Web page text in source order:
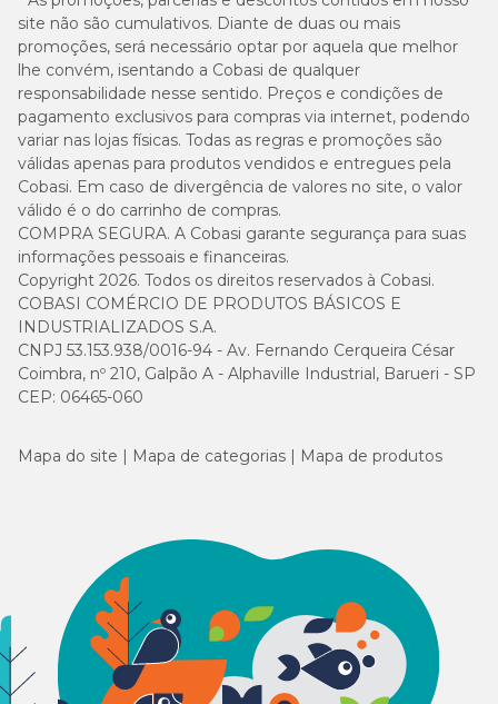
site não são cumulativos. Diante de duas ou mais
promoções, será necessário optar por aquela que melhor
lhe convém, isentando a Cobasi de qualquer
responsabilidade nesse sentido. Preços e condições de
pagamento exclusivos para compras via internet, podendo
variar nas lojas físicas. Todas as regras e promoções são
válidas apenas para produtos vendidos e entregues pela
Cobasi. Em caso de divergência de valores no site, o valor
válido é o do carrinho de compras.
COMPRA SEGURA. A Cobasi garante segurança para suas
informações pessoais e financeiras.
Copyright 2026. Todos os direitos reservados à Cobasi.
COBASI COMÉRCIO DE PRODUTOS BÁSICOS E
INDUSTRIALIZADOS S.A.
CNPJ 53.153.938/0016-94 - Av. Fernando Cerqueira César
Coimbra, nº 210, Galpão A - Alphaville Industrial, Barueri - SP
CEP: 06465-060
Mapa do site Mapa de categorias Mapa de produtos